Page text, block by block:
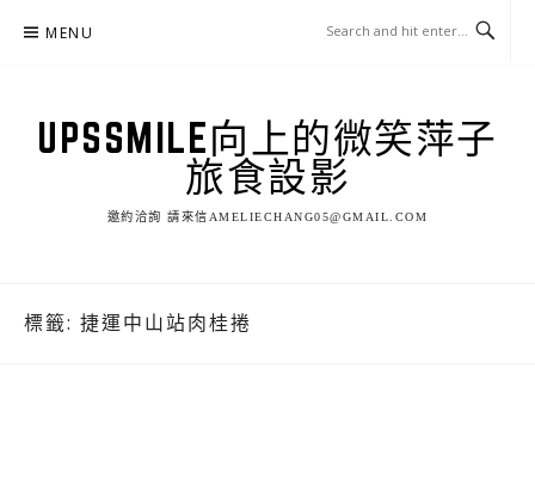
MENU
UPSSMILE向上的微笑萍子
旅食設影
邀約洽詢 請來信AMELIECHANG05@GMAIL.COM
標籤: 捷運中山站肉桂捲